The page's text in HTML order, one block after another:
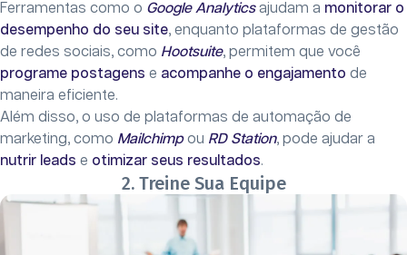
Ferramentas como o Google Analyticsajudam a monitorar o
desempenho do seu site, enquanto plataformas de gestão
de redes sociais, como Hootsuite, permitem que você
programe postagens e acompanhe o engajamento de
maneira eficiente.
Além disso, o uso de plataformas de automação de
marketing, como Mailchimpou RD Station, pode ajudar a
nutrir leads e otimizar seus resultados.
2. Treine Sua Equipe